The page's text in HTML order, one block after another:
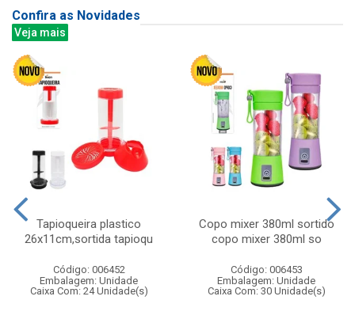
Confira as Novidades
Veja mais
Tapioqueira plastico
26x11cm,sortida tapioqu
Código: 006452
Embalagem: Unidade
Caixa Com: 24 Unidade(s)
Copo mixer 380ml sortido
copo mixer 380ml so
Código: 006453
Embalagem: Unidade
Caixa Com: 30 Unidade(s)